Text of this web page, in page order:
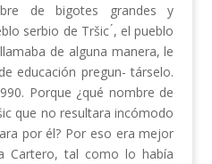
de bigotes grandes y
serbio de Tršic ́, el pueblo
de alguna manera, le
educación pregun- társelo.
Porque ¿qué nombre de
que no resultara incómodo
por él? Por eso era mejor
Cartero, tal como lo había